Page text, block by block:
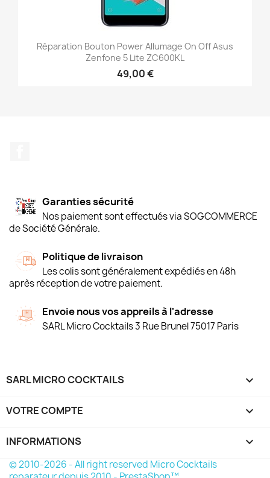
Réparation Bouton Power Allumage On Off Asus
Zenfone 5 Lite ZC600KL
49,00 €
Garanties sécurité
Nos paiement sont effectués via SOGCOMMERCE
de Société Générale.
Politique de livraison
Les colis sont généralement expédiés en 48h
après réception de votre paiement.
Envoie nous vos appreils à l'adresse
SARL Micro Cocktails 3 Rue Brunel 75017 Paris
SARL MICRO COCKTAILS 
VOTRE COMPTE 
INFORMATIONS keyboard_arrow_down
© 2010-2026 - All right reserved Micro Cocktails